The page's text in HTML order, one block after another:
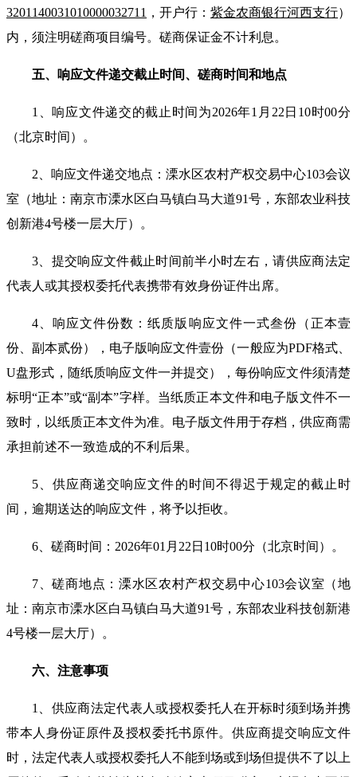
3201140031010000032711 ，开户行： 紫金农商银行河西支行）
内，须注明磋商项目 编号。 磋商保证金不计利息。
五、 响应文件递交截止时间、磋商时间和地点
1 响应文件递交的截止时间为2026年1 月 22 日 10时00分
（北京时间）
。
2 响应文件递交地点：溧水区农村产权交易中心103会议
室（地址：南京市溧水区白马镇白马大道91号，东部农业科技
创新港4号楼一层大厅） 。
3 、提交响应文件截止时间前半小时左右，请供应商法定
代表人或其授权委托代表携带有效身份证件出席。
4 响应文件份数：纸质版 响应文件一式叁份（正本壹
份、副本贰份），电子版响应文件壹份（一般应为PDF格式、
U盘形式，随纸质响应文件一并提交），每份响应文件须清楚
标明“正本”或“副本”字样。当纸质正本文件和电子版文件不一
致时，以纸质正本文件为准。电子版文件用于存档， 供应商需
承担前述不一致造成的不利后果。
5 、供应商递交响应文件的时间不得迟于规定的截止时
间，逾期送达的响应文件，将予以拒收。
6 磋商时间： 2026年01 月 22 日 10时00分 （北京时间） 。
7 、磋商地点：溧水区农村产权交易中心103会议室（地
址：南京市溧水区白马镇白马大道91号，东部农业科技创新港
4号楼一层大厅） 。
六、注意事项
1 供应商法定代表人或授权委托人在开标时须到场并携
带本人身份证原件及授权委托书原件。 供应商提交响应文件
时，法定代表人或授权委托人不能到场或到场但提供不了以上